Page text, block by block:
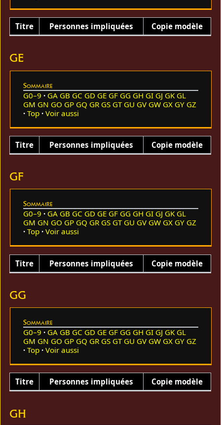
Titre Personnes impliquées Copie modèle
GE
Sommaire
G0–9 GA GB GC GD GE GF GG GH GI GJ GK GL
GM GN GO GP GQ GR GS GT GU GV GW GX GY GZ
Top
Voir aussi
Titre Personnes impliquées Copie modèle
GF
Sommaire
G0–9 GA GB GC GD GE GF GG GH GI GJ GK GL
GM GN GO GP GQ GR GS GT GU GV GW GX GY GZ
Top
Voir aussi
Titre Personnes impliquées Copie modèle
GG
Sommaire
G0–9 GA GB GC GD GE GF GG GH GI GJ GK GL
GM GN GO GP GQ GR GS GT GU GV GW GX GY GZ
Top
Voir aussi
Titre Personnes impliquées Copie modèle
GH